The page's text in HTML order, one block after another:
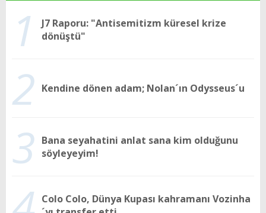
1
J7 Raporu: "Antisemitizm küresel krize
dönüştü"
2 Kendine dönen adam; Nolan´ın Odysseus´u
3 Bana seyahatini anlat sana kim olduğunu
söyleyeyim!
Colo Colo, Dünya Kupası kahramanı Vozinha